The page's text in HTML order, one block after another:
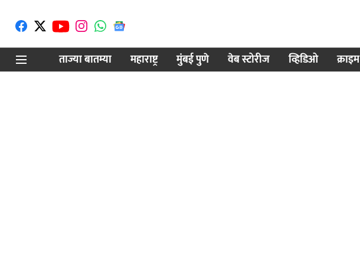
ताज्या बातम्या
महाराष्ट्र मुंबई पुणे वेब स्टोरीज व्हिडिओ क्राइम